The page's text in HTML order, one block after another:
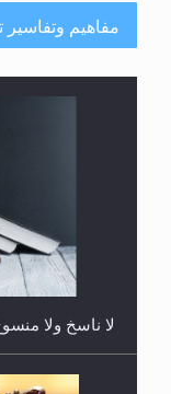
هل يُحسب حول
مفاهيم وتفاسير
لا ناسخ ولا